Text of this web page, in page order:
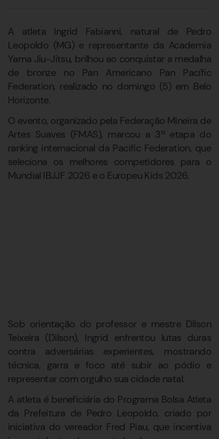
A atleta Ingrid Fabianni, natural de Pedro
Leopoldo (MG) e representante da Academia
Yama Jiu-Jitsu, brilhou ao conquistar a medalha
de bronze no Pan Americano Pan Pacífic
Federation, realizado no domingo (5) em Belo
Horizonte.
O evento, organizado pela Federação Mineira de
Artes Suaves (FMAS), marcou a 3ª etapa do
ranking internacional da Pacific Federation, que
seleciona os melhores competidores para o
Mundial IBJJF 2026 e o Europeu Kids 2026.
Sob orientação do professor e mestre Dilson
Teixeira (Dilson), Ingrid enfrentou lutas duras
contra adversárias experientes, mostrando
técnica, garra e foco até subir ao pódio e
representar com orgulho sua cidade natal.
A atleta é beneficiária do Programa Bolsa Atleta
da Prefeitura de Pedro Leopoldo, criado por
iniciativa do vereador Fred Piau, que incentiva